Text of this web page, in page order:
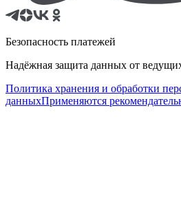
Безопасность платежей
Надёжная защита данных от
Политика хранения и обработки
данныхПрименяются